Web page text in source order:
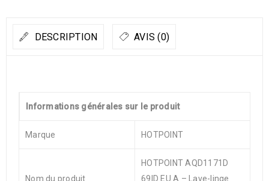
DESCRIPTION AVIS (0)
Informations générales sur le produit
Marque HOTPOINT
Nom du produit
HOTPOINT AQD1171D
69ID EU A – Lave-linge